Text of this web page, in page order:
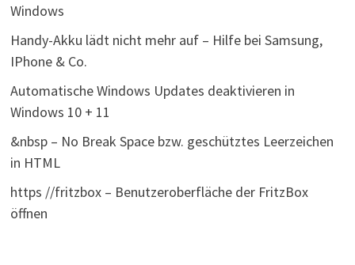
Windows
Handy-Akku lädt nicht mehr auf – Hilfe bei Samsung,
IPhone & Co.
Automatische Windows Updates deaktivieren in
Windows 10 + 11
&nbsp – No Break Space bzw. geschütztes Leerzeichen
in HTML
https //fritzbox – Benutzeroberfläche der FritzBox
öffnen